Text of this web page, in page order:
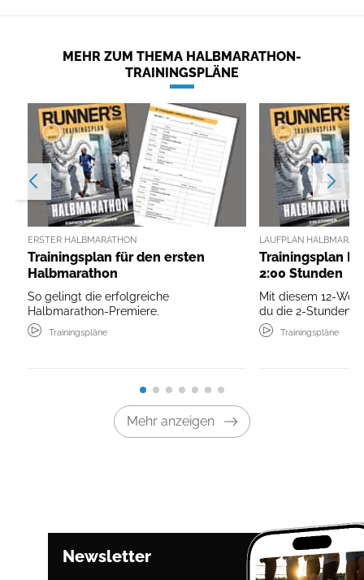
MEHR ZUM THEMA HALBMARATHON-
TRAININGSPLÄNE
ERSTER HALBMARATHON
Trainingsplan für den ersten
Halbmarathon
So gelingt die erfolgreiche
Halbmarathon-Premiere.
Trainingspläne
LAUFPLAN
Trainingsplan
2:00 Stunden
Mit diesem 12-
du die 2-Stunden-
Trainingspläne
Mehr anzeigen
Newsletter